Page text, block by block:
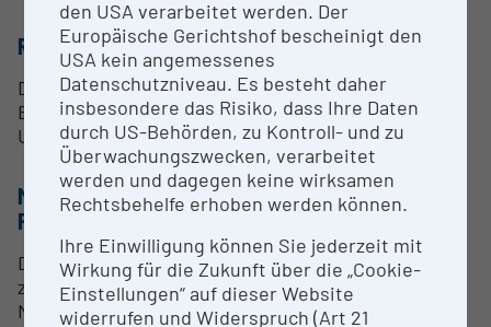
RESEARCH SERVICES
Dieser Dampfsterilisator ist für den Bedarf der
Biomedizinischen Forschung der Medizinischen
Universität Graz vorbehalten.
METHODEN & EXPERTISE ZUR
FORSCHUNGSINFRASTRUKTUR
Dieser Dampfsterilisator ermöglicht die
zuverlässige Sterilisation von unterschiedlichen
Materialien, welche in einer Tierhaltung benötigt
den USA verarbeitet werden. Der
Europäische Gerichtshof bescheinigt den
USA kein angemessenes
Datenschutzniveau. Es besteht daher
insbesondere das Risiko, dass Ihre Daten
durch US-Behörden, zu Kontroll- und zu
Überwachungszwecken, verarbeitet
werden und dagegen keine wirksamen
Rechtsbehelfe erhoben werden können.
Ihre Einwilligung können Sie jederzeit mit
Wirkung für die Zukunft über die „Cookie-
Einstellungen“ auf dieser Website
widerrufen und Widerspruch (Art 21